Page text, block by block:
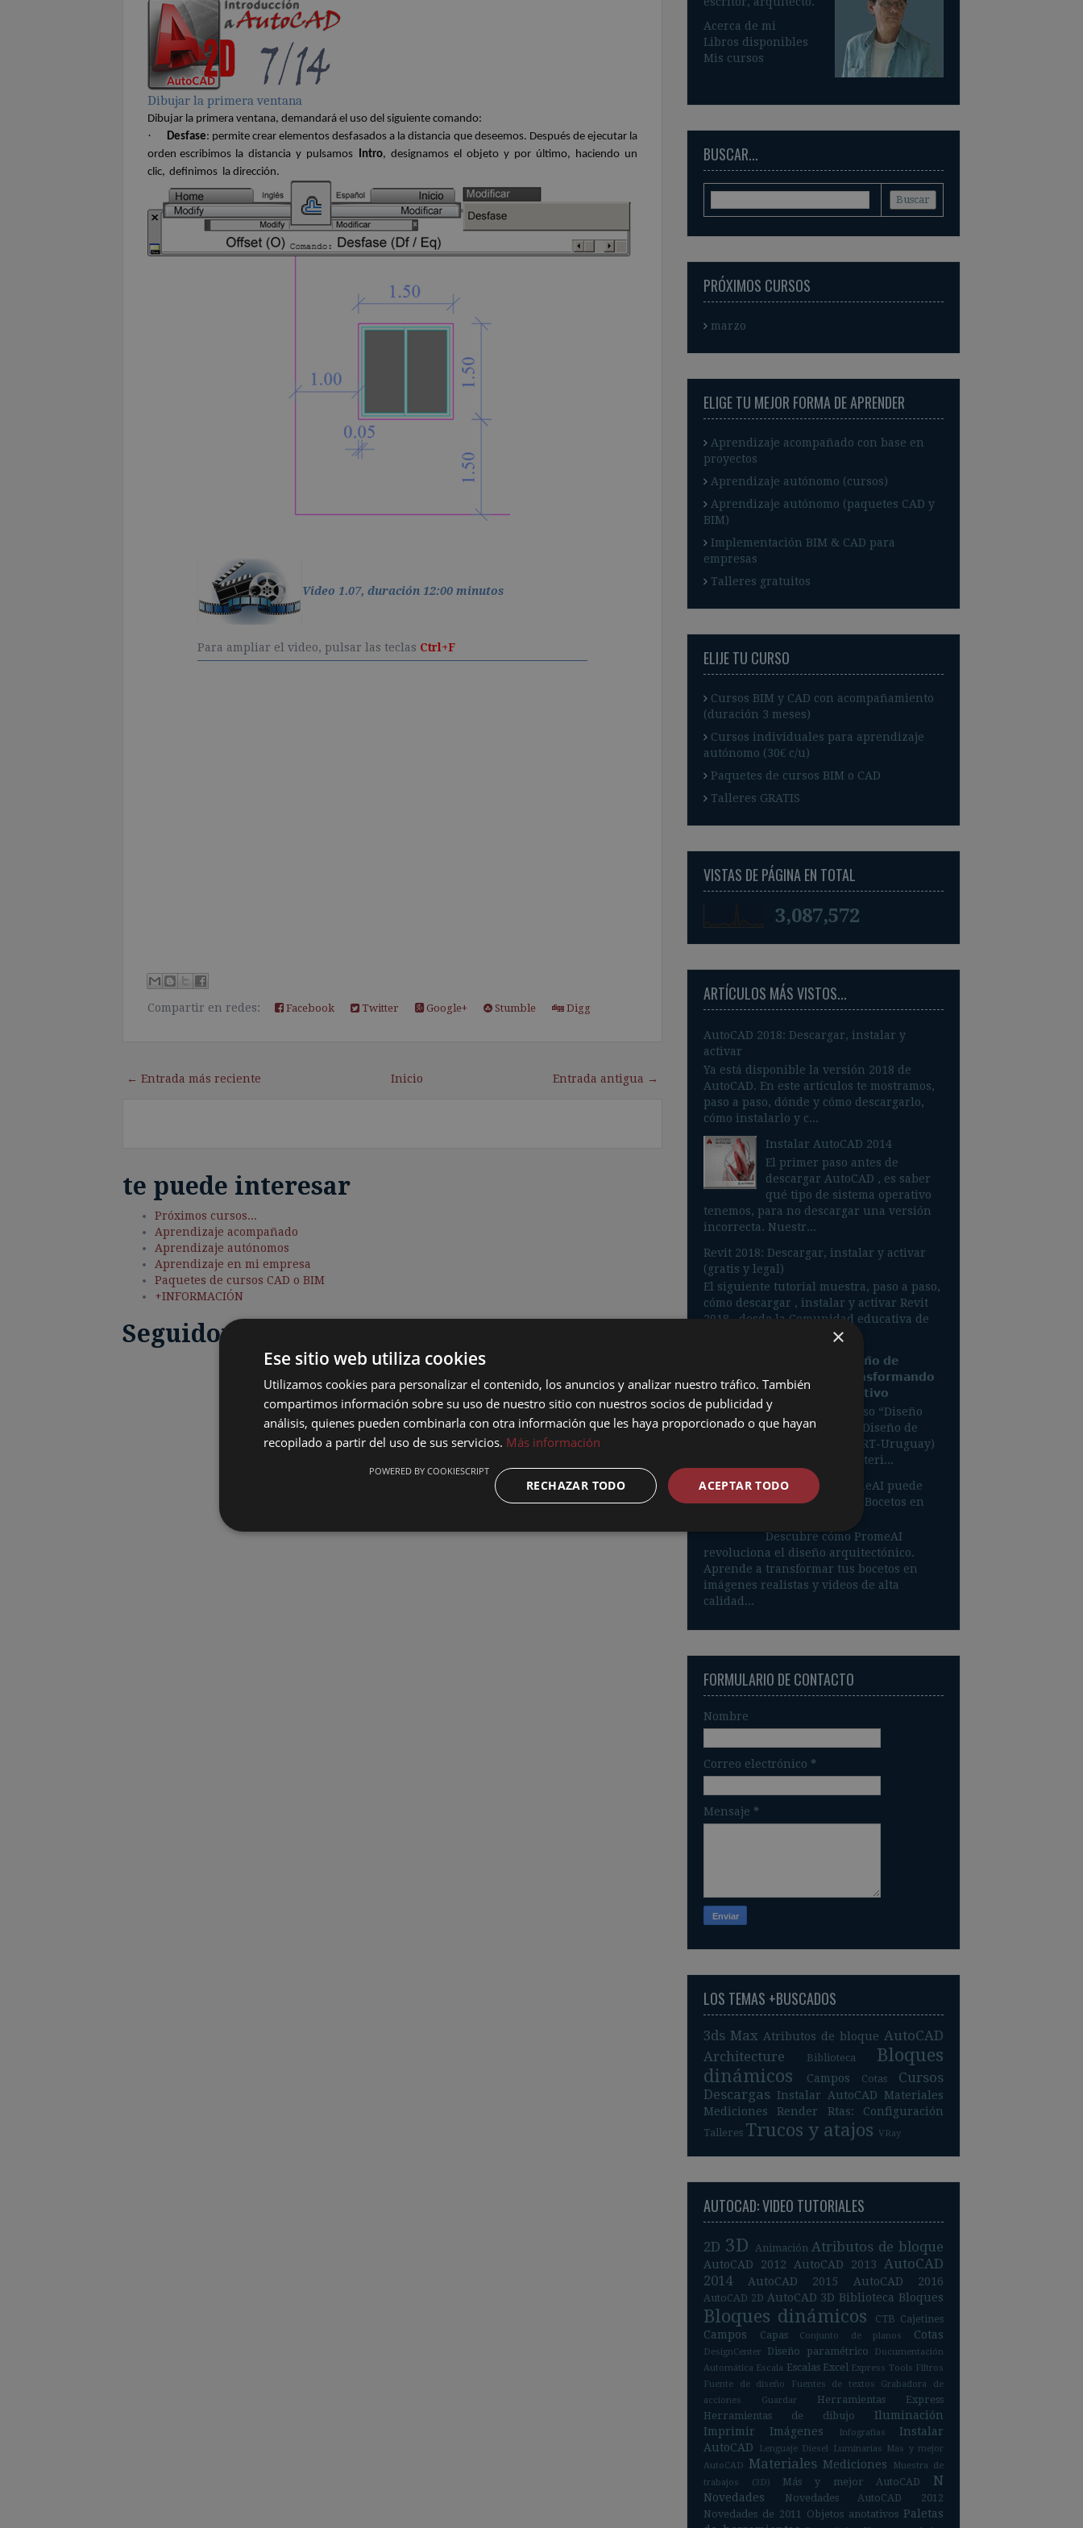
Dibujar la primeraventana
Dibujar la primera ventana, demandará el uso del siguiente comando:
· Desfase: permite crear elementos desfasados a la distancia que deseemos. Después de ejecutar la
orden escribimos la distancia y pulsamos Intro, designamos el objeto y por último, haciendo un
clic, definimos la dirección.
Video 1.07, duración 12:00 minutos
Para ampliar el video, pulsar las teclas Ctrl+F
Compartir en redes: Facebook Twitter Google+ Stumble Digg
← Entrada más reciente Entrada antigua →
Inicio
te puede interesar
Próximos cursos...
Aprendizaje acompañado
Aprendizaje autónomos
Aprendizaje en mi empresa
Paquetes de cursos CAD o BIM
+INFORMACIÓN
Seguidores
Acerca de mi
Libros disponibles
Mis cursos
BUSCAR...
PRÓXIMOS CURSOS
marzo
ELIGE TU MEJOR FORMA DE APRENDER
Aprendizaje acompañado con base en
proyectos
Aprendizaje autónomo (cursos)
Aprendizaje autónomo (paquetes CAD y
BIM)
Implementación BIM & CAD para
empresas
Talleres gratuitos
ELIJE TU CURSO
Cursos BIM y CAD con acompañamiento
(duración 3 meses)
Cursos individuales para aprendizaje
autónomo (30€ c/u)
Paquetes de cursos BIM o CAD
Talleres GRATIS
VISTAS DE PÁGINA EN TOTAL
3,087,572
ARTÍCULOS MÁS VISTOS...
AutoCAD 2018: Descargar, instalar y
activar
Ya está disponible la versión 2018 de
AutoCAD. En este artículos te mostramos,
paso a paso, dónde y cómo descargarlo,
cómo instalarlo y c...
Instalar AutoCAD 2014
El primer paso antes de
descargar AutoCAD , es saber
qué tipo de sistema operativo
tenemos, para no descargar una versión
incorrecta. Nuestr...
Revit 2018: Descargar, instalar y activar
(gratis y legal)
El siguiente tutorial muestra, paso a paso,
cómo descargar , instalar y activar Revit
2018 , desde la Comunidad educativa de
𝗟𝗮 𝗜𝗔 𝗲𝗻 𝗲𝗹 𝗗𝗶𝘀𝗲𝗻̃𝗼 𝗱𝗲
𝗜𝗻𝘁𝗲𝗿𝗶𝗼𝗿𝗲𝘀: 𝗧𝗿𝗮𝗻𝘀𝗳𝗼𝗿𝗺𝗮𝗻𝗱𝗼
𝗲𝗹 𝗣𝗿𝗼𝗰𝗲𝘀𝗼 𝗖𝗿𝗲𝗮𝘁𝗶𝘃𝗼
(Ejemplos del curso “Diseño
Asistido 1”, Licenciatura en Diseño de
Interiores de Universidad ORT-Uruguay)
Introducción El diseño de interi...
¿Sabías que PromeAI puede
Transformar Tus Bocetos en
Descubre cómo PromeAI
revoluciona el diseño arquitectónico.
Aprende a transformar tus bocetos en
imágenes realistas y videos de alta
calidad...
FORMULARIO DE CONTACTO
Nombre
Correo electrónico *
Mensaje *
LOS TEMAS +BUSCADOS
3ds Max Atributos de bloque AutoCAD
Architecture
Biblioteca
Bloques
dinámicos
Campos Cotas
Cursos
Descargas Instalar AutoCAD
Materiales
Mediciones
Render Rtas: Configuración
Talleres Trucos y atajos VRay
AUTOCAD: VIDEO TUTORIALES
2D 3D Animación Atributos de bloque
AutoCAD 2012 AutoCAD 2013
AutoCAD
2014
AutoCAD 2015 AutoCAD 2016
AutoCAD 2D AutoCAD 3D Biblioteca Bloques
Bloques dinámicos CTB Cajetines
Campos Capas Conjunto de planos Cotas
DesignCenter Diseño paramétrico
Documentación
Automática Escala Escalas Excel Express Tools Filtros
Fuente de diseño
Fuentes de textos
Grabadora de
acciones
Guardar
Herramientas Express
Herramientas de dibujo
Iluminación
Imprimir
Imágenes Infografías
Instalar
AutoCAD
Lenguaje Diesel Luminarias Mas y mejor
AutoCAD Materiales Mediciones
Muestra de
trabajos (3D)
Más y mejor AutoCAD N
Novedades
Novedades AutoCAD 2012
Novedades de 2011
Objetos anotativos Paletas
×
Ese sitio web utiliza cookies
Utilizamos cookies para personalizar el contenido, los anuncios y analizar nuestro tráfico. También
compartimos información sobre su uso de nuestro sitio con nuestros socios de publicidad y
análisis, quienes pueden combinarla con otra información que les haya proporcionado o que hayan
recopilado a partir del uso de sus servicios. Más información
ACEPTAR TODO
RECHAZAR TODO
POWERED BY COOKIESCRIPT